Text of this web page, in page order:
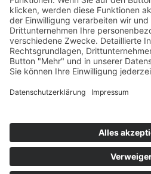
Lieferzeit: ca. 7-10
Schwein
16,50€ Enthält 19% De
zzgl.Versand
Lieferzeit: ca. 7-10
IMPRESSUM DATENSCHUTZ
VERSAND &
Copyright 2026 ©